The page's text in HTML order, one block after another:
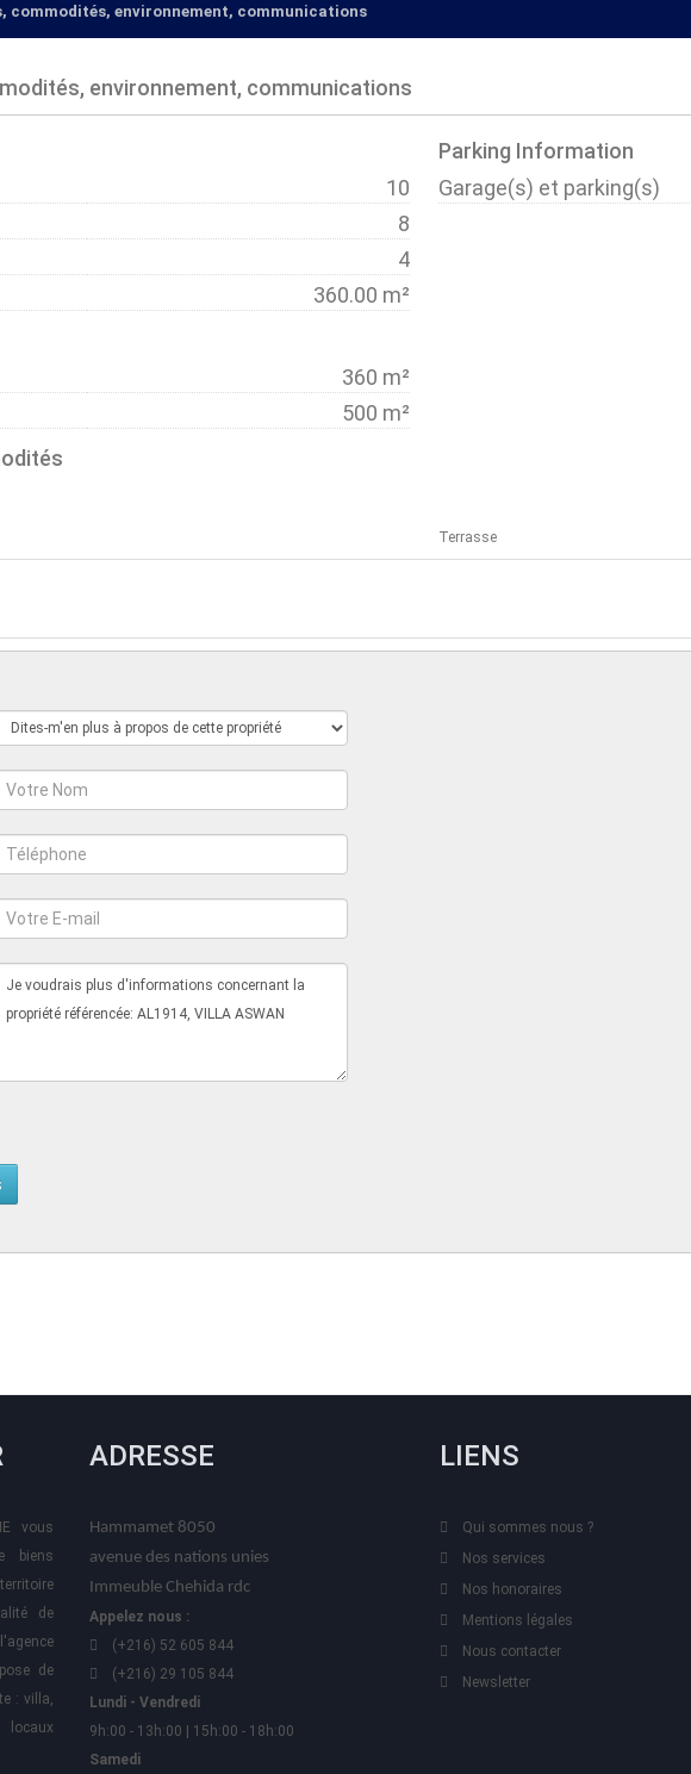
commodités, environnement, communications
environnement, communications
10
8
4
360.00 m²
Parking Information
Garage(s) et parking(s)
360 m²
500 m²
Terrasse
vous
biens
de
de
: villa,
ADRESSE
Hammamet 8050
avenue des nations unies
Immeuble Chehida rdc
Appelez nous :
(+216) 52 605 844
(+216) 29 105 844
Lundi - Vendredi
9h:00 - 13h:00 | 15h:00 - 18h:00
Samedi
LIENS
Qui sommes nous ?
Nos services
Nos honoraires
Mentions légales
Nous contacter
Newsletter